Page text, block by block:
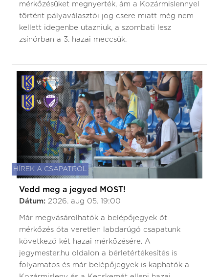
mérkőzésüket megnyerték, ám a Kozármislennyel
történt pályaválasztói jog csere miatt még nem
kellett idegenbe utazniuk, a szombati lesz
zsinórban a 3. hazai meccsük.
HÍREK A CSAPATRÓL
Vedd meg a jegyed MOST!
Dátum: 2026. aug 05. 19:00
Már megvásárolhatók a belépőjegyek öt
mérkőzés óta veretlen labdarúgó csapatunk
következő két hazai mérkőzésére. A
jegymester.hu oldalon a bérletértékesítés is
folyamatos és már belépőjegyek is kaphatók a